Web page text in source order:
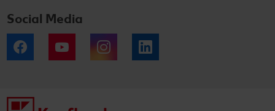
Social Media
Facebook YouTube Instagram